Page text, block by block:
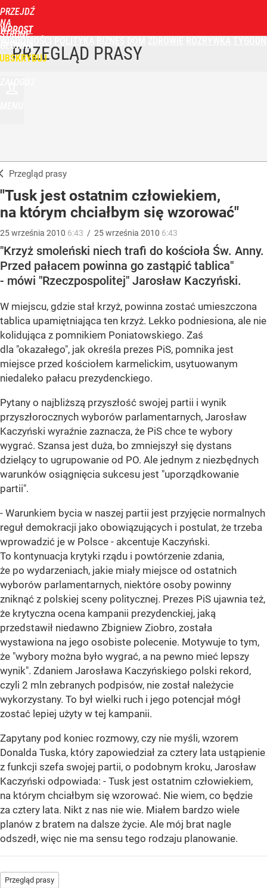
PRZEJDŹ
NA
STRONĘ
GŁÓWNĄ
WPROST
PRZEGLĄD PRASY
Przegląd prasy
"Tusk jest ostatnim człowiekiem,
na którym chciałbym się wzorować"
25września 2010 6:43 / 25września 2010 6:43
"Krzyż smoleński niech trafi do kościoła Św. Anny.
Przed pałacem powinna go zastąpić tablica"
- mówi "Rzeczpospolitej" Jarosław Kaczyński.
W miejscu, gdzie stał krzyż, powinna zostać umieszczona
tablica upamiętniająca ten krzyż. Lekko podniesiona, ale nie
kolidująca z pomnikiem Poniatowskiego. Zaś
dla "okazałego", jak określa prezes PiS, pomnika jest
miejsce przed kościołem karmelickim, usytuowanym
niedaleko pałacu prezydenckiego.
Pytany o najbliższą przyszłość swojej partii i wynik
przyszłorocznych wyborów parlamentarnych, Jarosław
Kaczyński wyraźnie zaznacza, że PiS chce te wybory
wygrać. Szansa jest duża, bo zmniejszył się dystans
dzielący to ugrupowanie od PO. Ale jednym z niezbędnych
warunków osiągnięcia sukcesu jest "uporządkowanie
partii".
- Warunkiem bycia w naszej partii jest przyjęcie normalnych
reguł demokracji jako obowiązujących i postulat, że trzeba
wprowadzić je w Polsce - akcentuje Kaczyński.
To kontynuacja krytyki rządu i powtórzenie zdania,
że po wydarzeniach, jakie miały miejsce od ostatnich
wyborów parlamentarnych, niektóre osoby powinny
zniknąć z polskiej sceny politycznej. Prezes PiS ujawnia też,
że krytyczna ocena kampanii prezydenckiej, jaką
przedstawił niedawno Zbigniew Ziobro, została
wystawiona na jego osobiste polecenie. Motywuje to tym,
że "wybory można było wygrać, a na pewno mieć lepszy
wynik". Zdaniem Jarosława Kaczyńskiego polski rekord,
czyli 2 mln zebranych podpisów, nie został należycie
wykorzystany. To był wielki ruch i jego potencjał mógł
zostać lepiej użyty w tej kampanii.
Zapytany pod koniec rozmowy, czy nie myśli, wzorem
Donalda Tuska, który zapowiedział za cztery lata ustąpienie
z funkcji szefa swojej partii, o podobnym kroku, Jarosław
Kaczyński odpowiada: - Tusk jest ostatnim człowiekiem,
na którym chciałbym się wzorować. Nie wiem, co będzie
za cztery lata. Nikt z nas nie wie. Miałem bardzo wiele
planów z bratem na dalsze życie. Ale mój brat nagle
odszedł, więc nie ma sensu tego rodzaju planowanie.
Przegląd prasy